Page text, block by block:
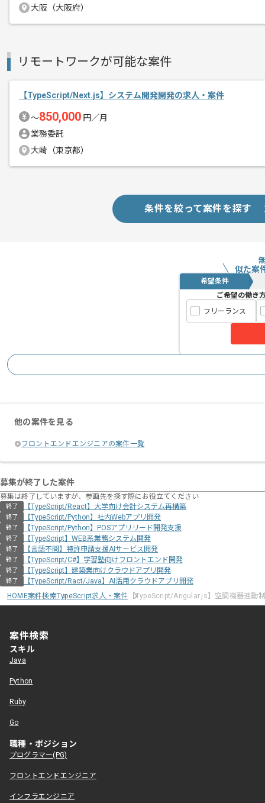
メント大阪（大阪府）
リモートワークが可能な案件
【TypeScript/Next.js】システム開発開発の求人・案件
〜850,000 円／月
業務委託
大崎（東京都）
条件を絞って案件を探す
似た案
希望条件
ご希望の働き
フリーランス
他の案件を見る
フロントエンドエンジニアの案件一覧
募集が終了した案件
募集は終了していますが、参画先を探す際にお役立てください
終了 【TypeScript/React】大学向け会計システム再構築
終了 【TypeScript/Python】社内Webアプリ開発
終了 【TypeScript/Python】POSアプリリード開発支援
終了 【TypeScript】WEB系業務システム開発
終了 【言語不問】特許申請支援AIサービス開発
終了 【TypeScript/C#】学習塾向けフロントエンド開発
終了 【TypeScript】建築業向けクラウドアプリ開発
終了
【TypeScript/Ract/Java】AI活用クラウドアプリ開発
HOME案件検索TypeScript求人・案件 【TypeScript/Angular.js】空調機器連動
案件検索
スキル
Java
Python
Ruby
Go
職種・ポジション
プログラマー(PG)
フロントエンドエンジニア
インフラエンジニア